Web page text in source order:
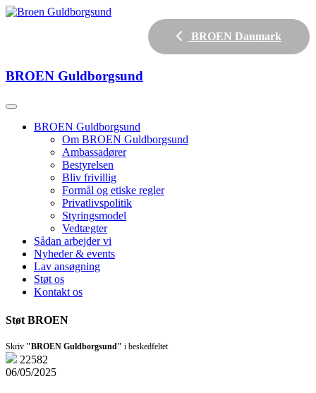
BROEN Danmark
BROEN Guldborgsund
BROEN Guldborgsund
Om BROEN Guldborgsund
Ambassadører
Bestyrelsen
Bliv frivillig
Formål og etiske regler
Privatlivspolitik
Styringsmodel
Vedtægter
Sådan arbejder vi
Nyheder & events
Lav ansøgning
Støt os
Kontakt os
Støt BROEN
Skriv "BROEN Guldborgsund" i beskedfeltet
22582
06/05/2025